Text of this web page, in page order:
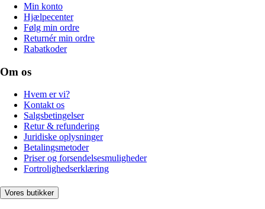
Min konto
Hjælpecenter
Følg min ordre
Returnér min ordre
Rabatkoder
Om os
Hvem er vi?
Kontakt os
Salgsbetingelser
Retur & refundering
Juridiske oplysninger
Betalingsmetoder
Priser og forsendelsesmuligheder
Fortrolighedserklæring
Vores butikker